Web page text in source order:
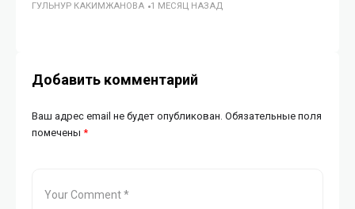
ГУЛЬНУР КАКИМЖАНОВА 1 МЕСЯЦ НАЗАД
Добавить комментарий
Ваш адрес email не будет опубликован. Обязательные поля
помечены *